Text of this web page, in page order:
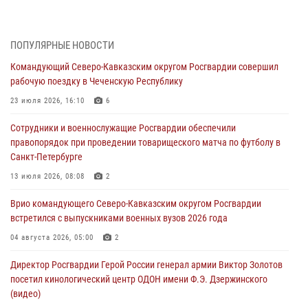
настольному теннису ко Дню физкультурника
08 августа 2026, 07:00
Кузбассе
08 августа 2026, 07:00
ОМОН «Ойрат» Управления Росгвардии по Республике Калмыкия
08 августа 2026, 07:00
В Москве росгвардейцы оказали помощь медикам и девушке с
08 августа 2026, 06:32 1
ПОПУЛЯРНЫЕ НОВОСТИ
Командующий Северо-Кавказским округом Росгвардии совершил
рабочую поездку в Чеченскую Республику
23 июля 2026, 16:10 6
Сотрудники и военнослужащие Росгвардии обеспечили
правопорядок при проведении товарищеского матча по футболу в
Санкт-Петербурге
13 июля 2026, 08:08 2
Врио командующего Северо-Кавказским округом Росгвардии
встретился с выпускниками военных вузов 2026 года
04 августа 2026, 05:00 2
Директор Росгвардии Герой России генерал армии Виктор Золотов
посетил кинологический центр ОДОН имени Ф.Э. Дзержинского
(видео)